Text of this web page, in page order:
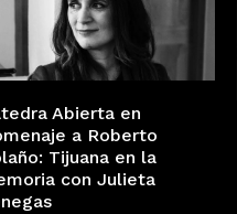
Abierta en
a Roberto
Tijuana en la
con Julieta